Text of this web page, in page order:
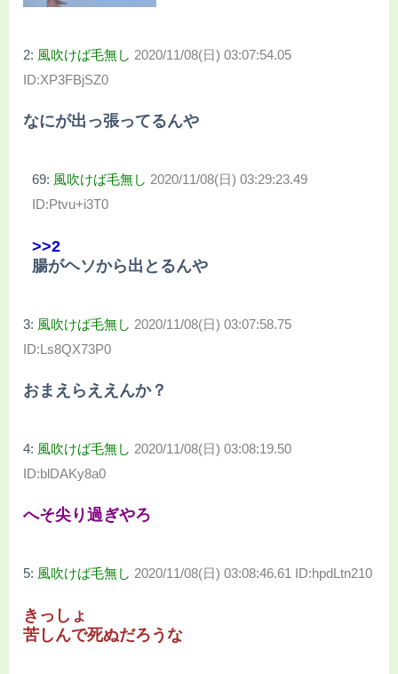
2: 風吹けば毛無し 2020/11/08(日) 03:07:54.05
ID:XP3FBjSZ0
なにが出っ張ってるんや
69: 風吹けば毛無し 2020/11/08(日) 03:29:23.49
ID:Ptvu+i3T0
>>2
腸がヘソから出とるんや
3: 風吹けば毛無し 2020/11/08(日) 03:07:58.75
ID:Ls8QX73P0
おまえらええんか？
4: 風吹けば毛無し 2020/11/08(日) 03:08:19.50
ID:blDAKy8a0
へそ尖り過ぎやろ
5: 風吹けば毛無し 2020/11/08(日) 03:08:46.61 ID:hpdLtn210
きっしょ
苦しんで死ぬだろうな